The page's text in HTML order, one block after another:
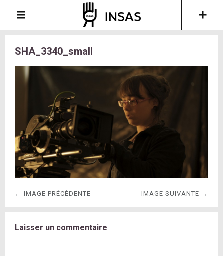
SHA_3340_small
← IMAGE PRÉCÉDENTE IMAGE SUIVANTE →
Laisser un commentaire